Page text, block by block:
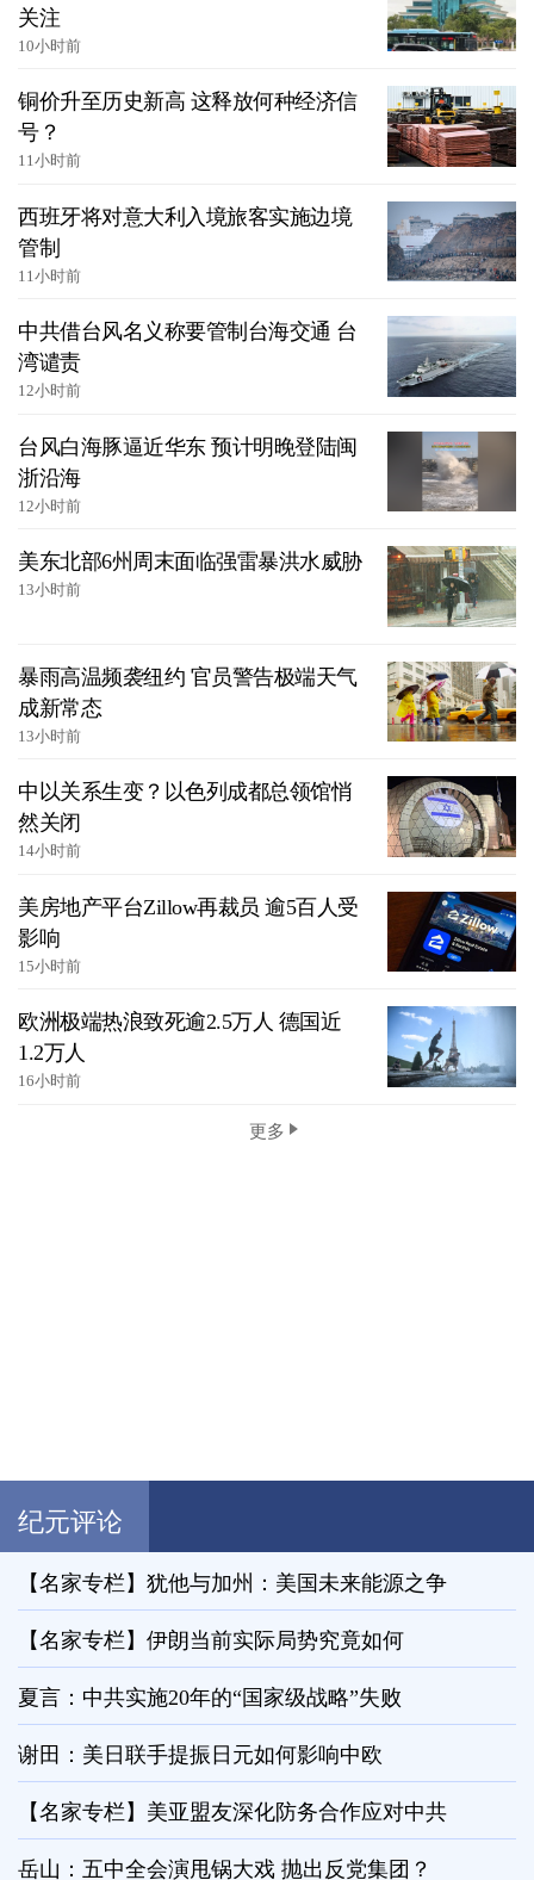
关注
10小时前
铜价升至历史新高 这释放何种经济信
号？
11小时前
西班牙将对意大利入境旅客实施边境
管制
11小时前
中共借台风名义称要管制台海交通 台
湾谴责
12小时前
台风白海豚逼近华东 预计明晚登陆闽
浙沿海
12小时前
美东北部6州周末面临强雷暴洪水威胁
13小时前
暴雨高温频袭纽约 官员警告极端天气
成新常态
13小时前
中以关系生变？以色列成都总领馆悄
然关闭
14小时前
美房地产平台Zillow再裁员 逾5百人受
影响
15小时前
欧洲极端热浪致死逾2.5万人 德国近
1.2万人
16小时前
更多
纪元评论
【名家专栏】犹他与加州：美国未来能源之争
【名家专栏】伊朗当前实际局势究竟如何
夏言：中共实施20年的“国家级战略”失败
谢田：美日联手提振日元如何影响中欧
【名家专栏】美亚盟友深化防务合作应对中共
岳山：五中全会演甩锅大戏 抛出反党集团？